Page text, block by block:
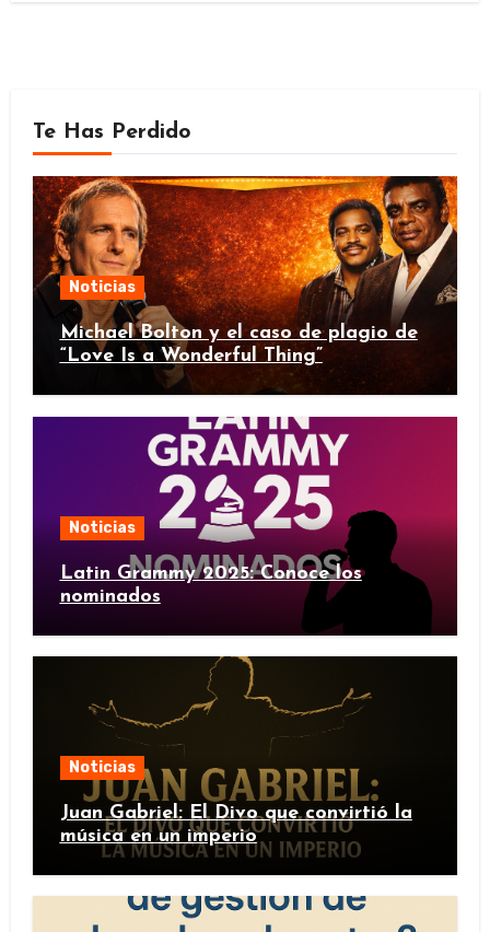
Te Has Perdido
Noticias
Michael Bolton y el caso de plagio de
“Love Is a Wonderful Thing”
Noticias
Latin Grammy 2025: Conoce los
nominados
Noticias
Juan Gabriel: El Divo que convirtió la
música en un imperio